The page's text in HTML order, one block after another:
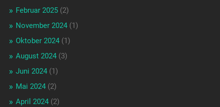
Februar 2025(2)
November 2024(1)
Oktober 2024(1)
August 2024(3)
Juni 2024(1)
Mai 2024(2)
April 2024(2)